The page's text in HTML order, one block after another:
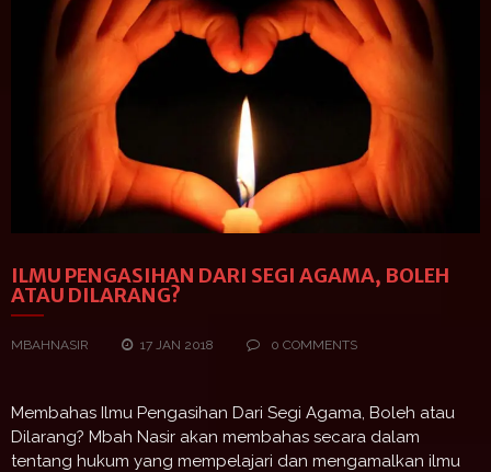
ILMU PENGASIHAN DARI SEGI AGAMA, BOLEH
ATAU DILARANG?
MBAHNASIR 17 JAN 2018 0 COMMENTS
Membahas Ilmu Pengasihan Dari Segi Agama, Boleh atau
Dilarang? Mbah Nasir akan membahas secara dalam
tentang hukum yang mempelajari dan mengamalkan ilmu